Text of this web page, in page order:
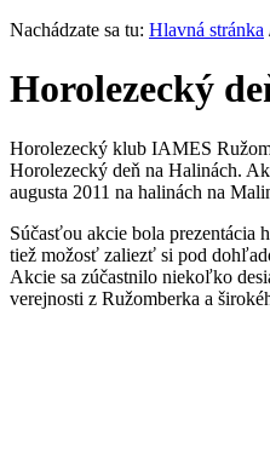
Nachádzate sa tu: Hlavná stránka
Horolezecký
Horolezecký klub IAMES
Horolezecký deň na Halinách.
augusta 2011 na halinách na
Súčasťou akcie bola prezentácia
tiež možosť zaliezť si pod
Akcie sa zúčastnilo niekoľko
verejnosti z Ružomberka a